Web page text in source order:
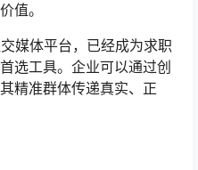
值。
媒体平台，已经成为求职
选工具。企业可以通过创
精准群体传递真实、正